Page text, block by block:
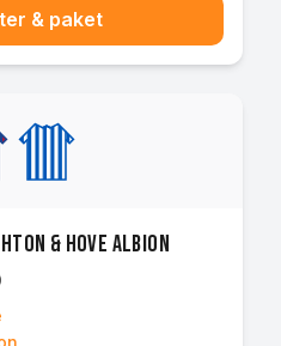
& paket
& Hove Albion